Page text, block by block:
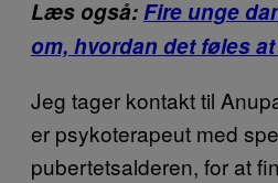
Læs også:Fire unge
om, hvordan det føles
Jeg tager kontakt til
er psykoterapeut med
pubertetsalderen, for at